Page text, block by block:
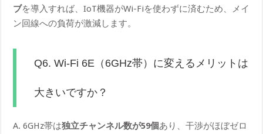
ブを導入すれば、IoT機器がWi-Fiを使わずに済むため、メイ
ン回線への負荷が激減します。
Q6. Wi-Fi 6E（6GHz帯）に変えるメリットは
大きいですか？
A. 6GHz帯は独立チャンネル数が59個あり、干渉がほぼゼロ